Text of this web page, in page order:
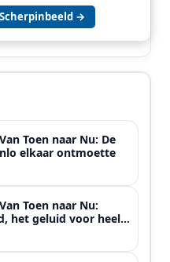
→
Toen naar Nu: De
elkaar ontmoette
Toen naar Nu:
het geluid voor heel